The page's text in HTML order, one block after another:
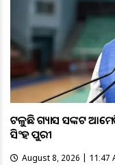
ଟଳୁଛି ଗ୍ୟାସ ସଙ୍କଟ
ସିଂହ ପୁରୀ
August 8, 2026 | 11:47